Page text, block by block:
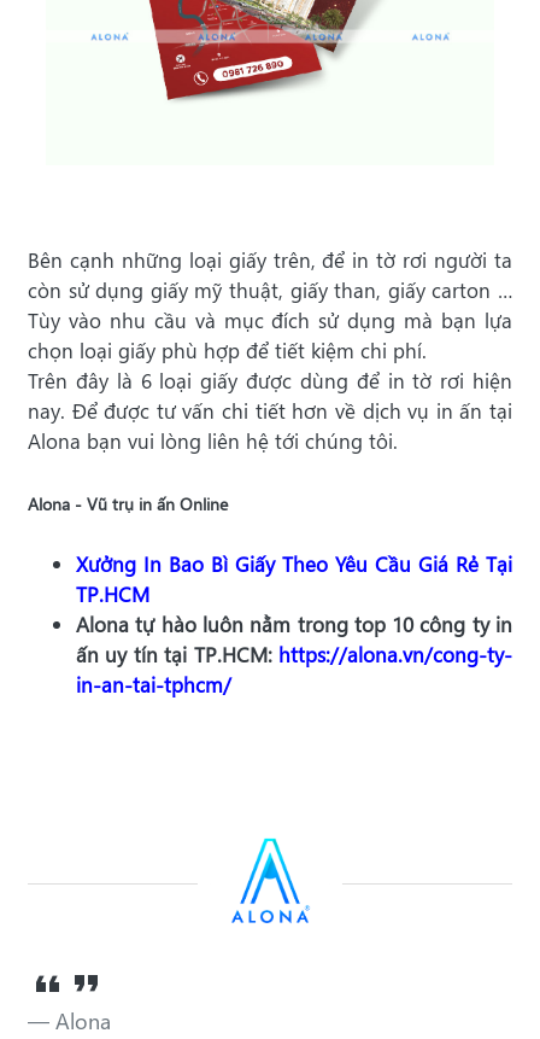
Bên cạnh những loại giấy trên, để in tờ rơi người ta
còn sử dụng giấy mỹ thuật, giấy than, giấy carton …
Tùy vào nhu cầu và mục đích sử dụng mà bạn lựa
chọn loại giấy phù hợp để tiết kiệm chi phí.
Trên đây là 6 loại giấy được dùng để in tờ rơi hiện
nay. Để được tư vấn chi tiết hơn về dịch vụ in ấn tại
Alona bạn vui lòng liên hệ tới chúng tôi.
Alona - Vũ trụ in ấn Online
Xưởng In Bao Bì Giấy Theo Yêu Cầu Giá Rẻ Tại
TP.HCM
Alona tự hào luôn nằm trong top 10 công ty in
ấn uy tín tại TP.HCM: https://alona.vn/cong-ty-
in-an-tai-tphcm/
Alona